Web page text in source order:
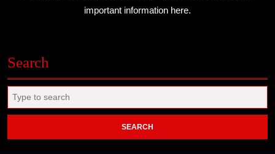
important information here.
Search
for: